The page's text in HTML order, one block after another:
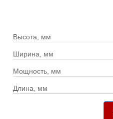
Высота, мм
Ширина, мм
Мощность, мм
Длина, мм